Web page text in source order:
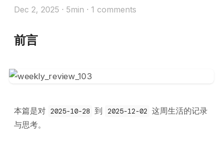
Dec 2, 2025 · 5min · 1 comments
前言
本篇是对 2025-10-28 到 2025-12-02 这周生活的记录
与思考。